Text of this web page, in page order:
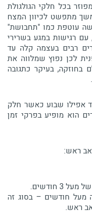
בכל חלקי הגולגולת
מתפשט לכיוון המצח
עוטפת כמו "תחבושת"
רגישות במגע בשרירי
רבים בעצמה קלה עד
לכן נפוץ שמלווה את
בחוזקה, בעיקר כתגובה
בין 30 דקות ועד אפילו שבוע כאשר חלק
הוא מופיע בפרקי זמן
מעל חודשים – בסוג זה
ראש.